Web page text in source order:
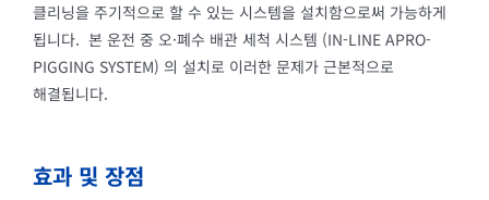
클리닝을 주기적으로 할 수 있는 시스템을 설치함으로써 가능하게
됩니다. 본 운전 중 오·폐수 배관 세척 시스템 (IN-LINE APRO-
PIGGING SYSTEM) 의 설치로 이러한 문제가 근본적으로
해결됩니다.
효과 및 장점